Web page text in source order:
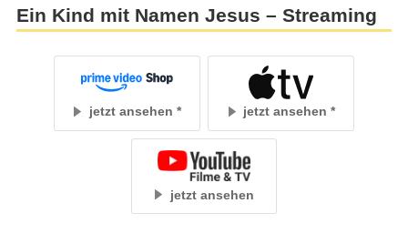
Ein Kind mit Namen Jesus – Streaming
jetzt ansehen jetzt ansehen
jetzt ansehen